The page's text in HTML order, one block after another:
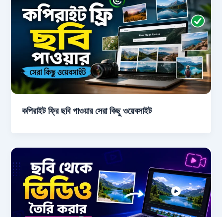
কপিরাইট ফ্রি ছবি পাওয়ার সেরা কিছু ওয়েবসাইট